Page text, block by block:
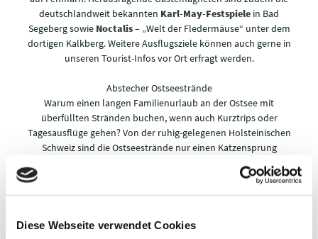
Diese Webseite verwendet Cookies
deutschlandweit bekannten Karl-May-Festspiele in Bad
Segeberg sowie Noctalis– „Welt der Fledermäuse“ unter dem
dortigen Kalkberg. Weitere Ausflugsziele können auch gerne in
unseren Tourist-Infos vor Ort erfragt werden.
Abstecher Ostseestrände
Warum einen langen Familienurlaub an der Ostsee mit
überfüllten Stränden buchen, wenn auch Kurztrips oder
Tagesausflüge gehen? Von der ruhig-gelegenen Holsteinischen
Schweiz sind die Ostseestrände nur einen Katzensprung
Familienurlaub mit Hund und Kinderbetreuung
möchte, hat in der Holsteinischen Schweiz alle Möglichkeiten.